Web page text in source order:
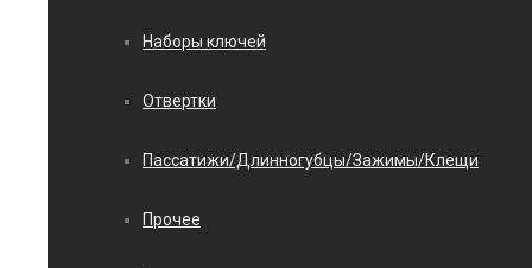
Наборы ключей
Отвертки
Пассатижи/Длинногубцы/Зажимы/Клещи
Прочее